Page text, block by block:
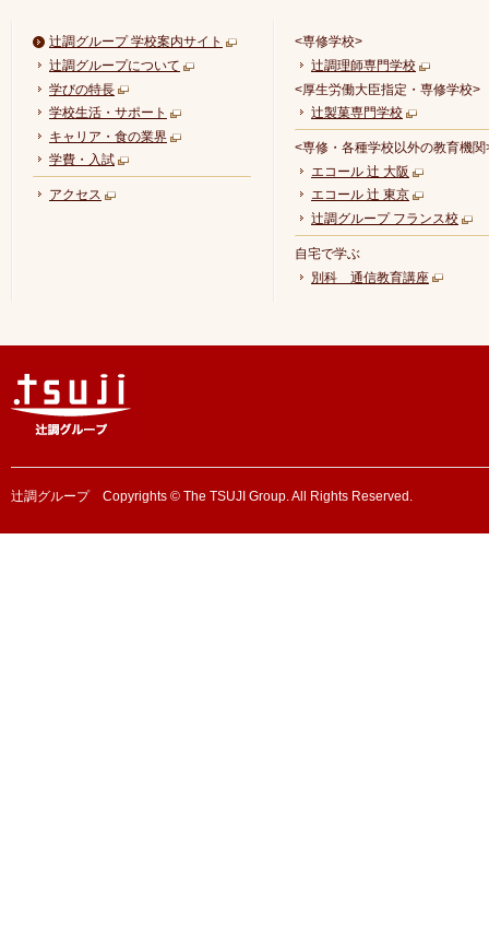
辻調グループ 学校案内サイト
辻調グループについて
学びの特長
学校生活・サポート
キャリア・食の業界
学費・入試
アクセス
<専修学校>
辻調理師専門学校
<厚生労働大臣指定・専修学校>
辻製菓専門学校
<専修・各種学校以外の教育機関
エコール 辻 大阪
エコール 辻 東京
辻調グループ フランス校
自宅で学ぶ
別科 通信教育講座
辻調グループ Copyrights © The TSUJI Group. All Rights Reserved.